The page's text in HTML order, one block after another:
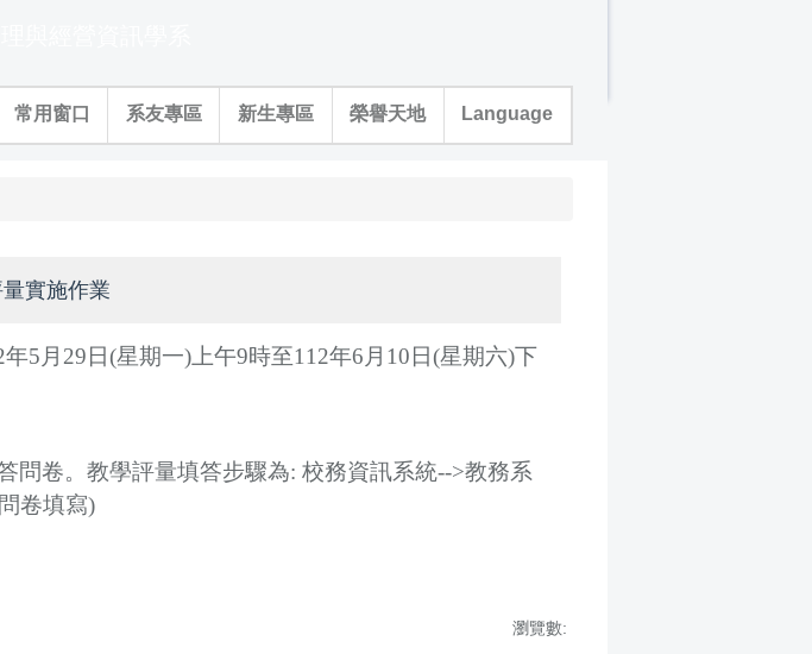
常用窗口 系友專區 新生專區 榮譽天地 Language
實施作業
5月29日(星期一)上午9時至112年6月10日(星期六)下
問卷。教學評量填答步驟為: 校務資訊系統-->教務系
卷填寫)
瀏覽數: